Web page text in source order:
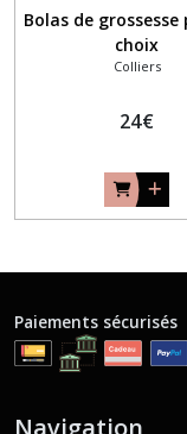
Bolas de grossesse
choix
Colliers
24€
Paiements sécurisés